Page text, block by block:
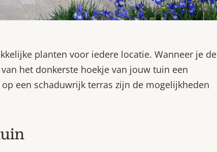
planten voor iedere locatie. Wanneer je de
het donkerste hoekje van jouw tuin een
een schaduwrijk terras zijn de mogelijkheden